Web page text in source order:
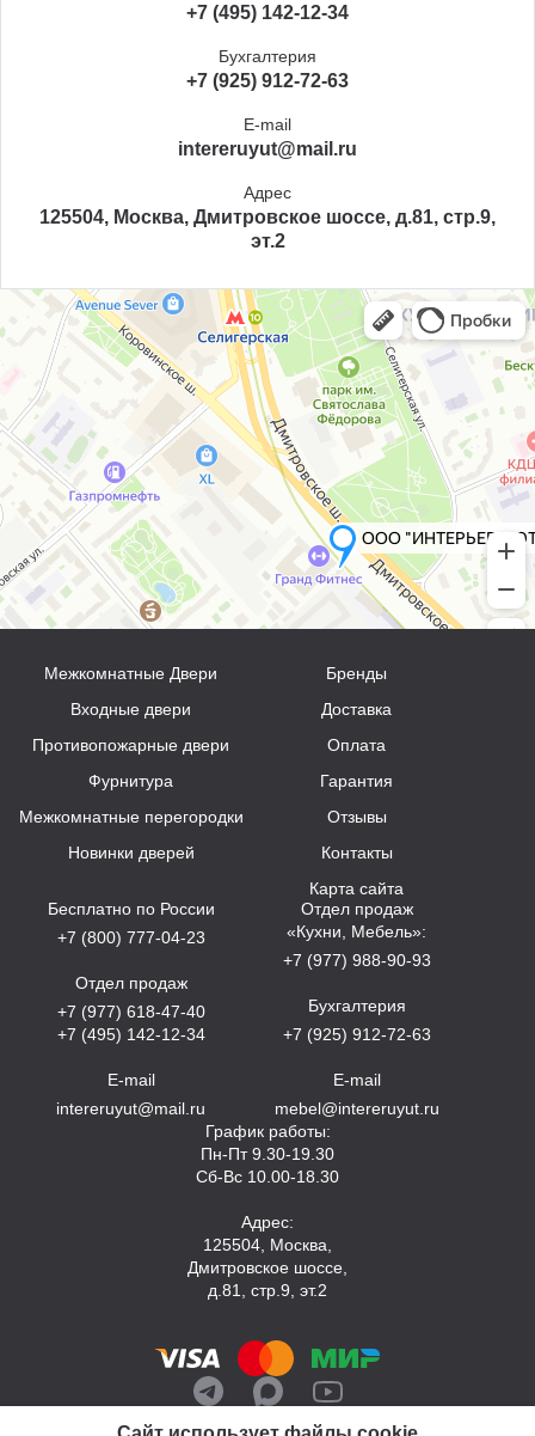
+7 (495) 142-12-34
Бухгалтерия
+7 (925) 912-72-63
E-mail
intereruyut@mail.ru
Адрес
125504, Москва, Дмитровское шоссе, д.81, стр.9,
эт.2
Межкомнатные Двери
Входные двери
Противопожарные двери
Фурнитура
Межкомнатные перегородки
Новинки дверей
Бренды
Доставка
Оплата
Гарантия
Отзывы
Контакты
Карта сайта
Бесплатно по России
+7 (800) 777-04-23
Отдел продаж
+7 (977) 618-47-40
+7 (495) 142-12-34
E-mail
intereruyut@mail.ru
Отдел продаж
«Кухни, Мебель»:
+7 (977) 988-90-93
Бухгалтерия
+7 (925) 912-72-63
E-mail
mebel@intereruyut.ru
График работы:
Пн-Пт 9.30-19.30
Сб-Вс 10.00-18.30
Адрес:
125504, Москва,
Дмитровское шоссе,
д.81, стр.9, эт.2